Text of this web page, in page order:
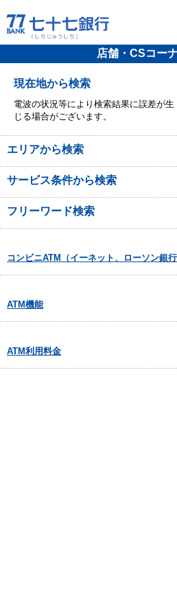
店舗・CSコー
現在地から検索
電波の状況等により検索結果に誤差が生
じる場合がございます。
エリアから検索
サービス条件から検索
フリーワード検索
コンビニATM（イーネット、ローソン銀行
ATM機能
ATM利用料金